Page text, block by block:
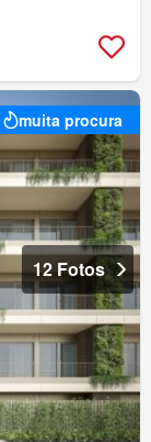
muita procura
12 Fotos